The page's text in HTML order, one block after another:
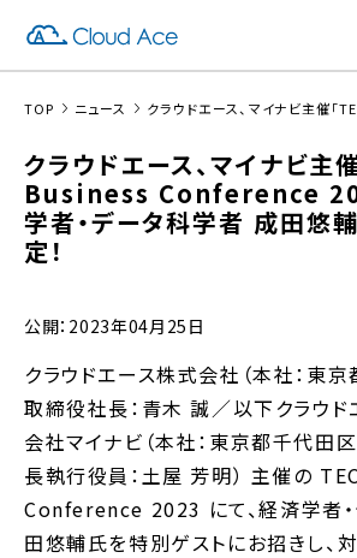
TOP ニュース
クラウドエース、マイナビ主
Business Conference
学者・データ科学者 成田悠
定！
公開：2023年04月25日
クラウドエース株式会社（本社：東
取締役社長：青木 誠／以下クラウド
会社マイナビ（本社：東京都千代田
長執行役員：土屋 芳明） 主催の
Conference 2023 にて、経済学者
田悠輔氏を特別ゲストにお招きし、